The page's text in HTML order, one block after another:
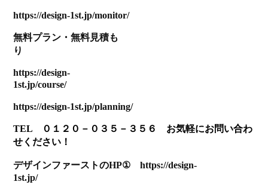
https://design-1st.jp/monitor/
無料プラン ・無料見積も
り
https://design-
1st.jp/course/
https://design-1st.jp/planning/
TEL ０１２０－０３５－３５６ お気軽にお問い合わ
せください！
デザインファーストのHP① https://design-
1st.jp/